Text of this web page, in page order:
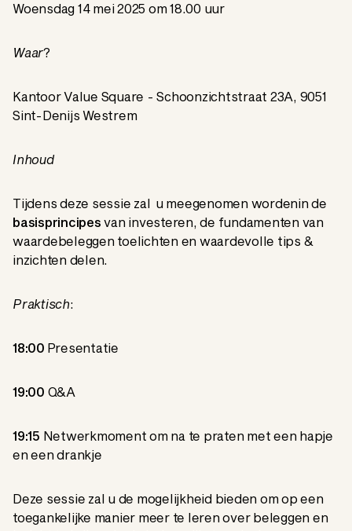
Woensdag 14 mei 2025 om 18.00 uur
Waar?
Kantoor Value Square - Schoonzichtstraat 23A, 9051
Sint-Denijs Westrem
Inhoud
Tijdens deze sessie zal u meegenomen wordenin de
basisprincipesvan investeren, de fundamenten van
waardebeleggen toelichten en waardevolle tips &
inzichten delen.
Praktisch:
18:00 Presentatie
19:00 Q&A
19:15 Netwerkmoment om na te praten met een hapje
en een drankje
Deze sessie zal u de mogelijkheid bieden om op een
toegankelijke manier meer te leren over beleggen en